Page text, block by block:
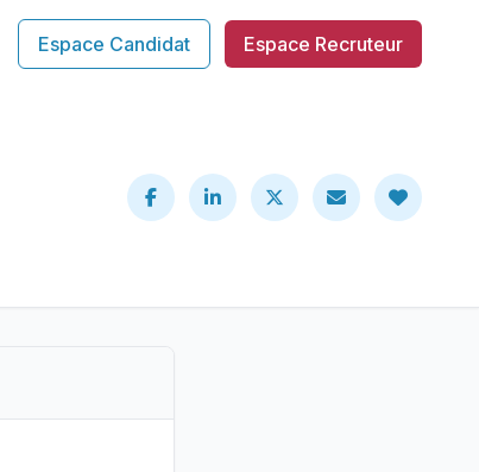
Espace Candidat Espace Recruteur